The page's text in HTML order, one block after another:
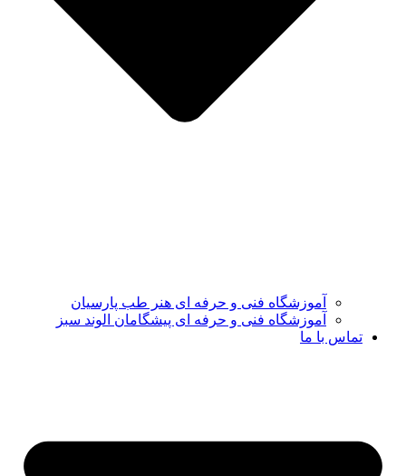
آموزشگاه فنی و حرفه ای هنر طب پارسیان
آموزشگاه فنی و حرفه ای پیشگامان الوند سبز
تماس با ما